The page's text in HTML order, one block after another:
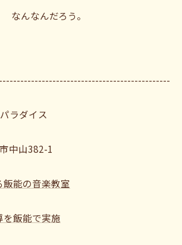
なんなんだろう。
ラダイス
中山382-1
飯能の音楽教室
飯能で実施